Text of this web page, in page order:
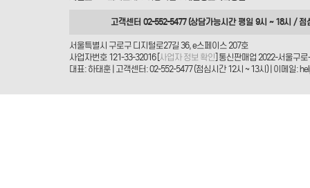
고객센터 02-552-5477 (상담가능시간 평일 9시 ~ 18시 / 점
서울특별시 구로구 디지털로27길 36, e스페이스 207호
사업자번호 121-33-32016 [ 사업자 정보 확인 ] 통신판매업 2022-서울구
대표: 하태훈 | 고객센터: 02-552-5477 (점심시간 12시 ~ 13시) | 이메일: